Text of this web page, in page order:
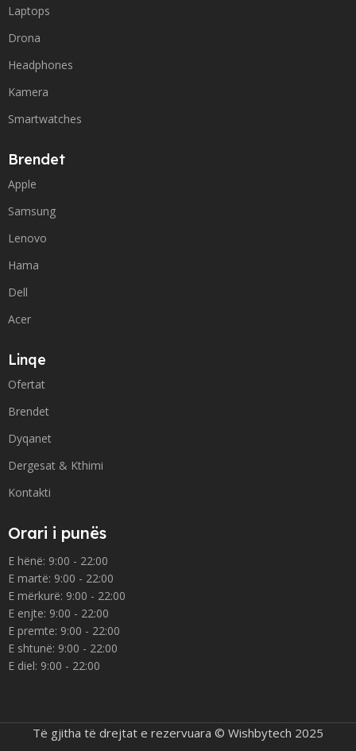
Laptops
Drona
Headphones
Kamera
Smartwatches
Brendet
Apple
Samsung
Lenovo
Hama
Dell
Acer
Linqe
Ofertat
Brendet
Dyqanet
Dergesat & Kthimi
Kontakti
Orari i punës
E hënë: 9:00 - 22:00
E martë: 9:00 - 22:00
E mërkurë: 9:00 - 22:00
E enjte: 9:00 - 22:00
E premte: 9:00 - 22:00
E shtunë: 9:00 - 22:00
E diel: 9:00 - 22:00
Të gjitha të drejtat e rezervuara © Wishbytech 2025